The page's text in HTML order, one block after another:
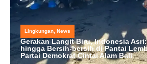
Lingkungan, News
Gerakan Langit Biru, Indonesia
hingga Bersih-bersih di Pantai
Partai Demokrat Cintai Alam Bali